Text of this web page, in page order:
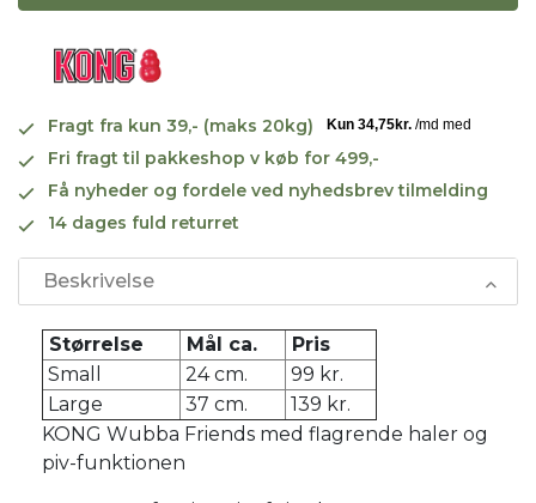
Fragt fra kun 39,- (maks 20kg)
Fri fragt til pakkeshop v køb for 499,-
Få nyheder og fordele ved nyhedsbrev tilmelding
14 dages fuld returret
Beskrivelse
Størrelse Mål ca.
Pris
Small
24 cm.
99 kr.
Large
37 cm.
139 kr.
KONG Wubba Friends med flagrende haler og
piv-funktionen